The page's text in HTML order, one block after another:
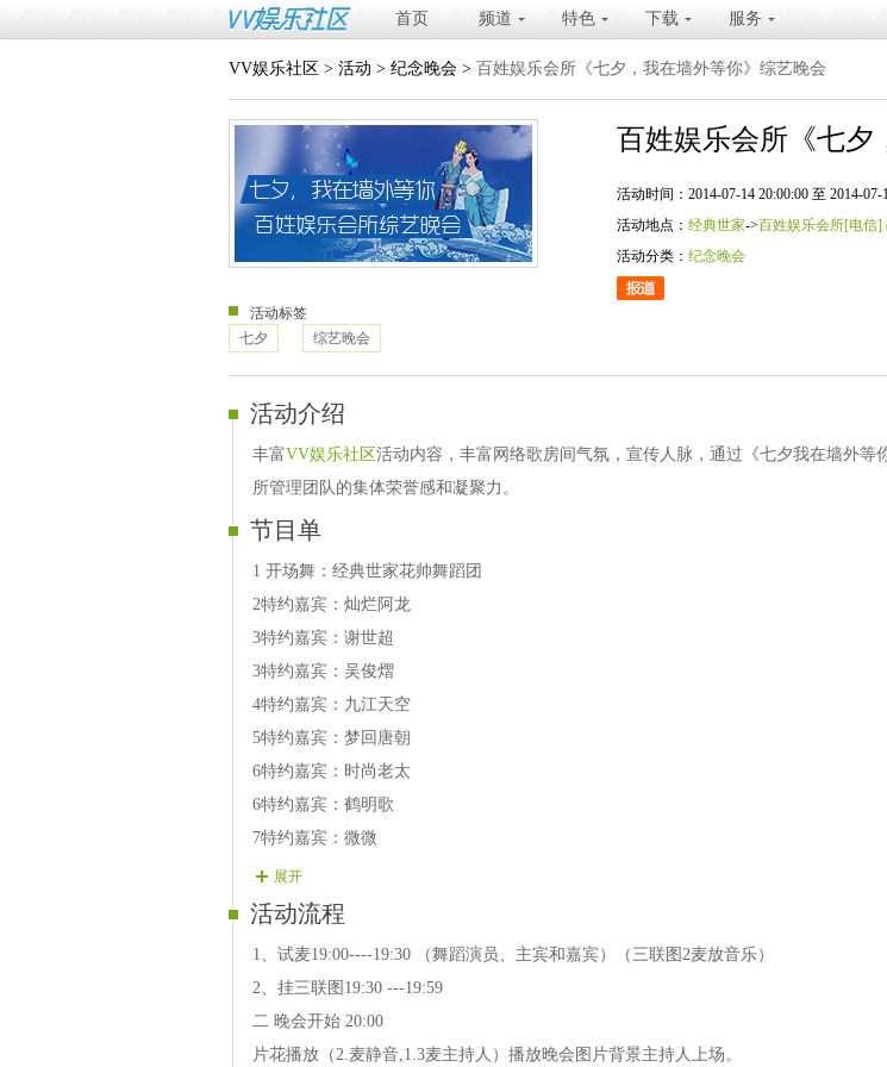
首页 频道 特色 下载 服务
VV娱乐社区 > 活动 > 纪念晚会 > 百姓娱乐会所《七夕，我在墙外等你》综艺晚会
百姓娱乐会所《七夕
活动时间：2014-07-14 20:00:00 至 2014-07-
活动地点： 经典世家->百姓娱乐会所[电信]
活动分类： 纪念晚会
活动标签
七夕
综艺晚会
活动介绍
丰富VV娱乐社区活动内容，丰富网络歌房间气氛，宣传人脉，通过《七夕我在墙外等
所管理团队的集体荣誉感和凝聚力。
节目单
1 开场舞：经典世家花帅舞蹈团
2特约嘉宾：灿烂阿龙
3特约嘉宾：谢世超
3特约嘉宾：吴俊熠
4特约嘉宾：九江天空
5特约嘉宾：梦回唐朝
6特约嘉宾：时尚老太
6特约嘉宾：鹤明歌
7特约嘉宾：微微
节目演员：
【01号演员】黛妃 歌曲 曾经的日子
展开
活动流程
1、试麦19:00----19:30 （舞蹈演员、主宾和嘉宾）（三联图2麦放音乐）
2、挂三联图19:30 ---19:59
二 晚会开始 20:00
片花播放（2.麦静音,1.3麦主持人）播放晚会图片背景主持人上场。